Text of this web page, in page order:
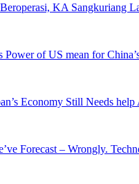
KA Sangkuriang
Power of US mean for
Economy Still Needs
Forecast – Wrongly.